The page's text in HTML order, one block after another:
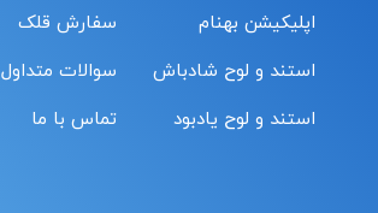
اپلیکیشن بهنام
استند و لوح شادباش
استند و لوح یادبود
سفارش قلک
سوالات متداول
تماس با ما